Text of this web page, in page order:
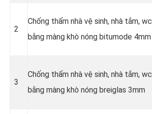
2
Chống thấm nhà vệ sinh, nhà tắm, wc
bằng màng khò nóng bitumode 4mm
3
Chống thấm nhà vệ sinh, nhà tắm, wc
bằng màng khò nóng breiglas 3mm